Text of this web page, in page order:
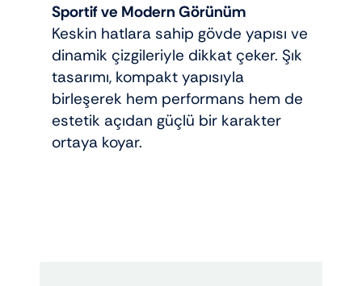
Sportif ve Modern Görünüm
Keskin hatlara sahip gövde yapısı ve
dinamik çizgileriyle dikkat çeker. Şık
tasarımı, kompakt yapısıyla
birleşerek hem performans hem de
estetik açıdan güçlü bir karakter
ortaya koyar.